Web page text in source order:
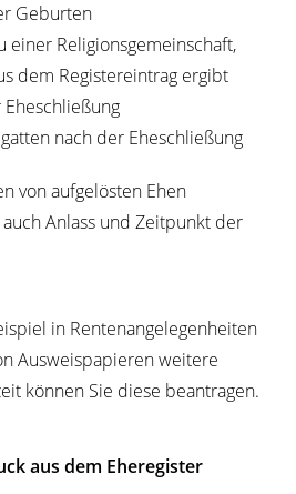
Geburten
einer Religionsgemeinschaft,
dem Registereintrag ergibt
nach der Eheschließung
von aufgelösten Ehen
Anlass und Zeitpunkt der
in Rentenangelegenheiten
Ausweispapieren weitere
können Sie diese beantragen.
aus dem Eheregister